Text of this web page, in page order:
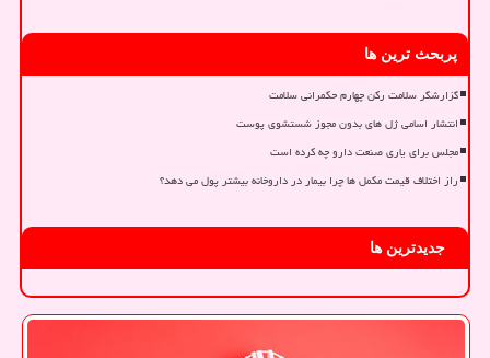
پربحث ترین ها
گزارشگر سلامت رکن چهارم حکمرانی سلامت
انتشار اسامی ژل های بدون مجوز شستشوی پوست
مجلس برای یاری صنعت دارو چه کرده است
راز اختلاف قیمت مکمل ها چرا بیمار در داروخانه بیشتر پول می دهد؟
جدیدترین ها